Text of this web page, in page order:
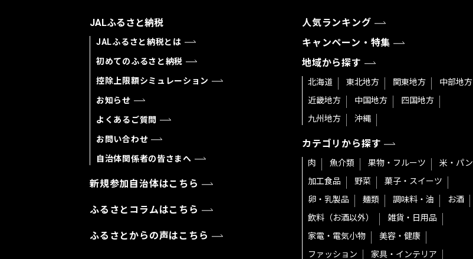
JALふるさと納税
JALふるさと納税とは
初めてのふるさと納税
控除上限額シミュレーション
お知らせ
よくあるご質問
お問い合わせ
自治体関係者の皆さまへ
新規参加自治体はこちら
ふるさとコラムはこちら
ふるさとからの声はこちら
人気ランキング
キャンペーン・特集
地域から探す
北海道 東北地方 関東地方
中部地方
近畿地方
中国地方
四国地方
九州地方
沖縄
カテゴリから探す
肉 魚介類 果物・フルーツ
米・パン
加工食品
野菜
菓子・スイーツ
卵・乳製品
麺類 調味料・油
お酒
飲料（お酒以外）
雑貨・日用品
家電・電気小物
美容・健康
ファッション
家具・インテリア